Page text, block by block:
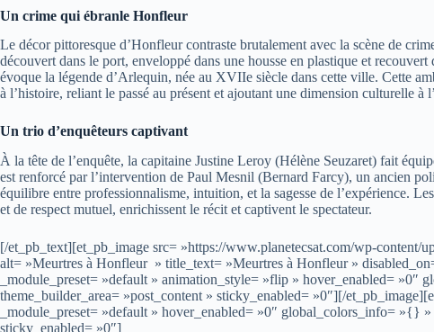
Un crime qui ébranle Honfleur
Le décor pittoresque d’Honfleur contraste brutalement avec la scène de
découvert dans le port, enveloppé dans une housse en plastique et
évoque la légende d’Arlequin, née au XVIIe siècle dans cette ville. Cette
à l’histoire, reliant le passé au présent et ajoutant une dimension culturelle à
Un trio d’enquêteurs captivant
À la tête de l’enquête, la capitaine Justine Leroy (Hélène Seuzaret) fait
est renforcé par l’intervention de Paul Mesnil (Bernard Farcy), un ancien
équilibre entre professionnalisme, intuition, et la sagesse de l’expérience.
et de respect mutuel, enrichissent le récit et captivent le spectateur.
[/et_pb_text][et_pb_image src= »https://www.planetecsat.com/wp-content/
alt= »Meurtres à Honfleur » title_text= »Meurtres à Honfleur »
_module_preset= »default » animation_style= »flip » hover_enabled= »0″
theme_builder_area= »post_content » sticky_enabled= »0″][/
_module_preset= »default » hover_enabled= »0″ global_colors_info= »{}
sticky_enabled= »0″]